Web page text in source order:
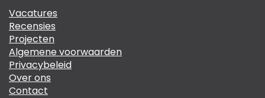
Vacatures
Recensies
Projecten
Algemene voorwaarden
Privacybeleid
Over ons
Contact